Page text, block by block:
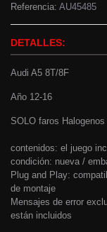
Referencia: AU45485
DETALLES:
Audi A5 8T/8F
Año 12-16
SOLO faros Halogenos
contenidos: el juego
condición: nueva /
Plug and Play:
de montaje
Mensajes de error
están incluidos